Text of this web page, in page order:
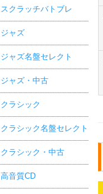
スクラッチバトブレ
ジャズ
ジャズ名盤セレクト
ジャズ・中古
クラシック
クラシック名盤セレクト
クラシック・中古
高音質CD